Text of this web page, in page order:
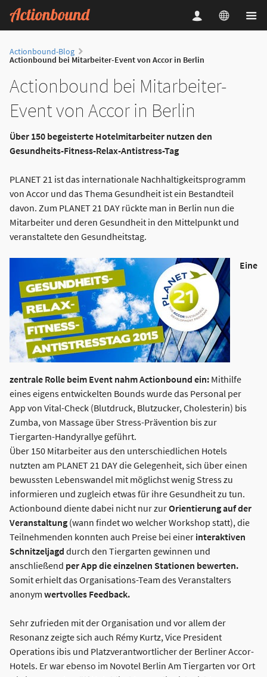
Actionbound-Blog
Actionbound bei Mitarbeiter-Event von Accor in Berlin
Actionbound bei Mitarbeiter-
Event von Accor in Berlin
Über 150 begeisterte Hotelmitarbeiter nutzen den
Gesundheits-Fitness-Relax-Antistress-Tag
PLANET 21 ist das internationale Nachhaltigkeitsprogramm
von Accor und das Thema Gesundheit ist ein Bestandteil
davon. Zum PLANET 21 DAY rückte man in Berlin nun die
Mitarbeiter und deren Gesundheit in den Mittelpunkt und
veranstaltete den Gesundheitstag.
Eine
zentrale Rolle beim Event nahm Actionbound ein: Mithilfe
eines eigens entwickelten Bounds wurde das Personal per
App von Vital-Check (Blutdruck, Blutzucker, Cholesterin) bis
Zumba, von Massage über Stress-Prävention bis zur
Tiergarten-Handyrallye geführt.
Über 150 Mitarbeiter aus den unterschiedlichen Hotels
nutzten am PLANET 21 DAY die Gelegenheit, sich über einen
bewussten Lebenswandel mit möglichst wenig Stress zu
informieren und zugleich etwas für ihre Gesundheit zu tun.
Actionbound diente dabei nicht nur zurOrientierung auf der
Veranstaltung (wann findet wo welcher Workshop statt), die
Teilnehmenden konnten auch Preise bei einer interaktiven
Schnitzeljagd durch den Tiergarten gewinnen und
anschließend per App die einzelnen Stationen bewerten.
Somit erhielt das Organisations-Team des Veranstalters
anonym wertvolles Feedback.
Sehr zufrieden mit der Organisation und vor allem der
Resonanz zeigte sich auch Rémy Kurtz, Vice President
Operations ibis und Platzverantwortlicher der Berliner Accor-
Hotels. Er war ebenso im Novotel Berlin Am Tiergarten vor Ort